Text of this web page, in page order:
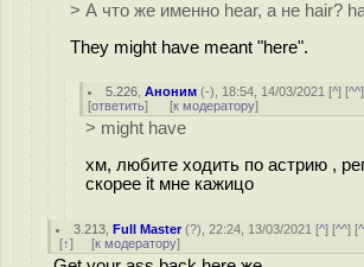
> А что же именно hear, а не hair?
They might have meant "here".
5.226 ,Аноним (-), 18:54, 14/03/2021 [^] [^^
[ответить] [к модератору]
> might have
хм, любите ходить по астрию ,
скорее it мне кажицо
3.213 ,Full Master(?), 22:24, 13/03/2021 [^] [^^] [
[↑] [к модератору]